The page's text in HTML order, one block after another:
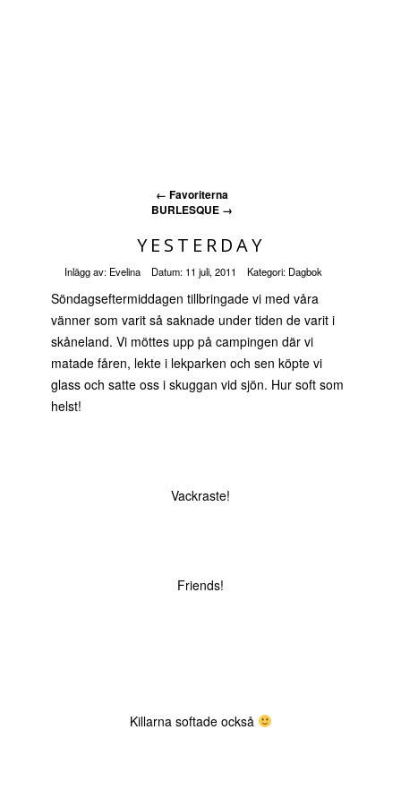
← Favoriterna
BURLESQUE →
YESTERDAY
Inlägg av: Evelina Datum: 11 juli, 2011 Kategori: Dagbok
Söndagseftermiddagen tillbringade vi med våra
vänner som varit så saknade under tiden de varit i
skåneland. Vi möttes upp på campingen där vi
matade fåren, lekte i lekparken och sen köpte vi
glass och satte oss i skuggan vid sjön. Hur soft som
helst!
Vackraste!
Friends!
Killarna softade också